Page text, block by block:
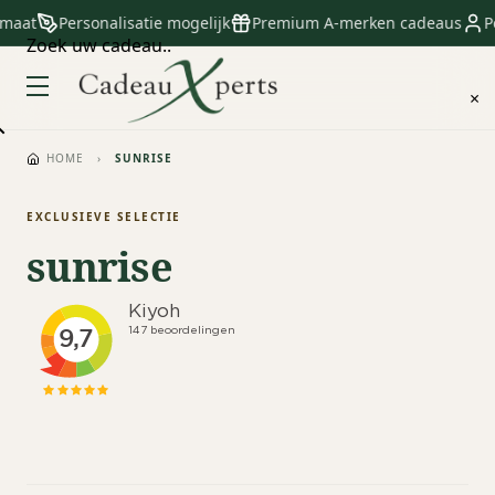
Personalisatie mogelijk Premium A-merken cadeaus
Zoek uw cadeau..
×
HOME › SUNRISE
EXCLUSIEVE SELECTIE
sunrise